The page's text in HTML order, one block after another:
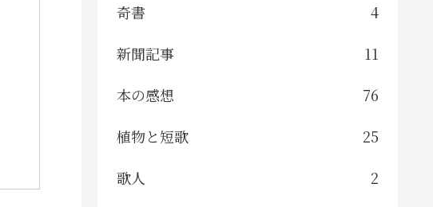
奇書
4
新聞記事
11
本の感想
76
植物と短歌
25
歌人
2